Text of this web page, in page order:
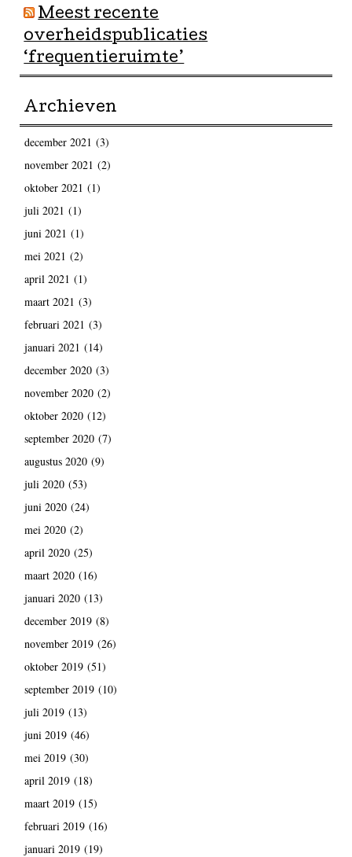
Meest recente
overheidspublicaties
‘frequentieruimte’
Archieven
december 2021 (3)
november 2021 (2)
oktober 2021 (1)
juli 2021 (1)
juni 2021 (1)
mei 2021 (2)
april 2021 (1)
maart 2021 (3)
februari 2021 (3)
januari 2021 (14)
december 2020(3)
november 2020(2)
oktober 2020(12)
september 2020(7)
augustus 2020(9)
juli 2020(53)
juni 2020(24)
mei 2020(2)
april 2020(25)
maart 2020(16)
januari 2020(13)
december 2019(8)
november 2019(26)
oktober 2019(51)
september 2019(10)
juli 2019(13)
juni 2019(46)
mei 2019(30)
april 2019(18)
maart 2019(15)
februari 2019(16)
januari 2019(19)